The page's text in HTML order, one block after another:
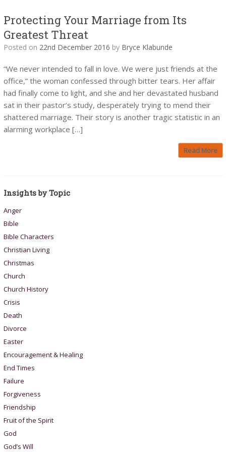
Protecting Your Marriage from Its
Greatest Threat
Posted on 22nd December 2016 by Bryce Klabunde
“We never intended to fall in love. We were just friends at the
office,” the woman confessed through bitter tears. Her affair
had finally come to light, and she and her devastated husband
sat in their pastor’s study, desperately trying to mend their
shattered marriage. Their story is another tragic statistic in an
alarming workplace […]
Read More
Insights by Topic
Anger
Bible
Bible Characters
Christian Living
Christmas
Church
Church History
Crisis
Death
Divorce
Easter
Encouragement & Healing
End Times
Failure
Forgiveness
Friendship
Fruit of the Spirit
God
God’s Will